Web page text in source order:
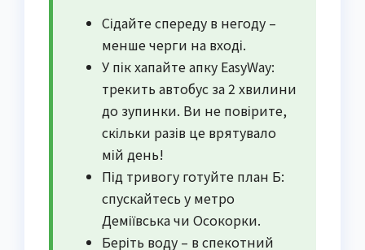
Сідайте спереду в негоду –
менше черги на вході.
У пік хапайте апку EasyWay:
трекить автобус за 2 хвилини
до зупинки. Ви не повірите,
скільки разів це врятувало
мій день!
Під тривогу готуйте план Б:
спускайтесь у метро
Деміївська чи Осокорки.
Беріть воду – в спекотний